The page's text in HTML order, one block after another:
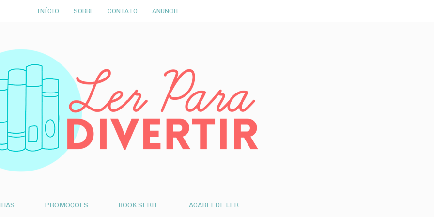
INÍCIO SOBRE CONTATO ANUNCIE
PROMOÇÕES BOOK SÉRIE ACABEI DE LER